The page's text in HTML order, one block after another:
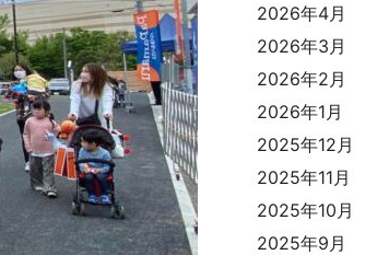
2026年4月
2026年3月
2026年2月
2026年1月
2025年12月
2025年11月
2025年10月
2025年9月